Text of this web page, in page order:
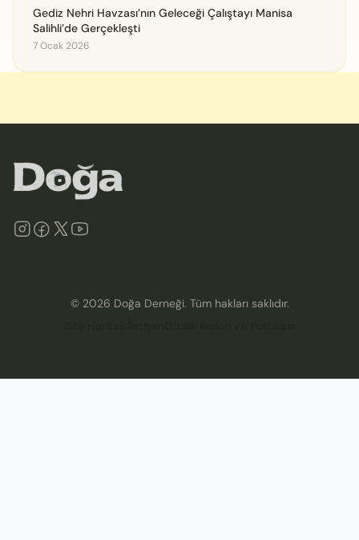
Gediz Nehri Havzası’nın Geleceği Çalıştayı Manisa
Salihli’de Gerçekleşti
7 Ocak 2026
© 2026 Doğa Derneği. Tüm hakları saklıdır.